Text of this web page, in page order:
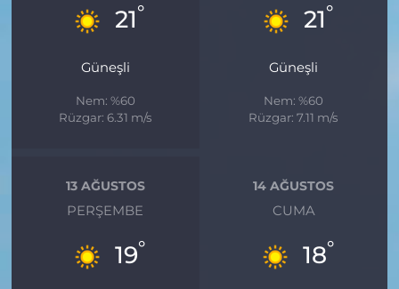
21°
Güneşli
Nem: %60
Rüzgar: 6.31 m/s
21°
Güneşli
Nem: %60
Rüzgar: 7.11 m/s
13 AĞUSTOS
PERŞEMBE
19°
14 AĞUSTOS
CUMA
18°